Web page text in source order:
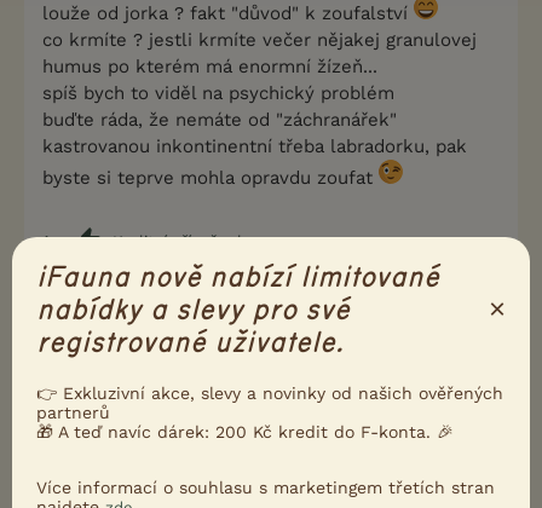
louže od jorka ? fakt "důvod" k zoufalství
co krmíte ? jestli krmíte večer nějakej granulovej
humus po kterém má enormní žízeň...
spíš bych to viděl na psychický problém
buďte ráda, že nemáte od "záchranářek"
kastrovanou inkontinentní třeba labradorku, pak
byste si teprve mohla opravdu zoufat
1
Kvalitní příspěvek
Nahlásit
Citovat
Nikol10
lupus4 napsal(a):
A včera i dneska jsem ráno našla louži. Jsem z
louže od jorka ? fakt "důvod" k zoufalství
iFauna nově nabízí limitované
nabídky a slevy pro své
registrované uživatele.
×
👉 Exkluzivní akce, slevy a novinky od našich ověřených
partnerů
🎁 A teď navíc dárek: 200 Kč kredit do F-konta. 🎉
Více informací o souhlasu s marketingem třetích stran